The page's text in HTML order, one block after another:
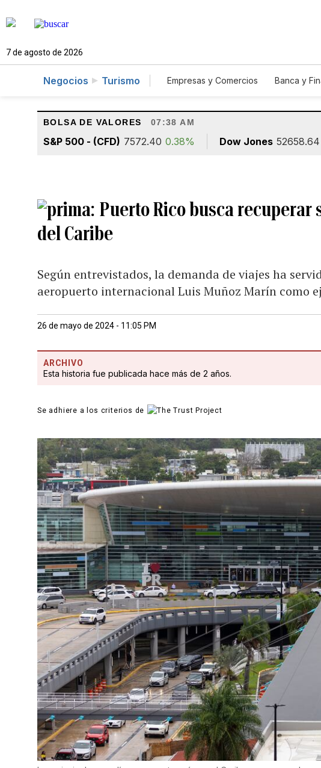
7 de agosto de 2026
Negocios Turismo Empresas y Comercios Banca y
BOLSA DE VALORES 07:38 AM
S&P 500 - (CFD) 7572.40 0.38% Dow Jones 52658.64
Puerto Rico busca recuperar
del Caribe
Según entrevistados, la demanda de viajes ha
aeropuerto internacional Luis Muñoz Marín como
26 de mayo de 2024 - 11:05 PM
ARCHIVO
Esta historia fue publicada hace más de 2 años.
Se adhiere a los criterios de